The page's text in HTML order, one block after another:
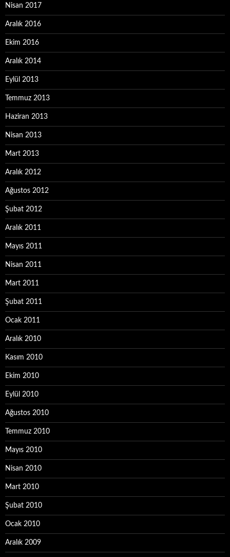
Nisan 2017
Aralık 2016
Ekim 2016
Aralık 2014
Eylül 2013
Temmuz 2013
Haziran 2013
Nisan 2013
Mart 2013
Aralık 2012
Ağustos 2012
Şubat 2012
Aralık 2011
Mayıs 2011
Nisan 2011
Mart 2011
Şubat 2011
Ocak 2011
Aralık 2010
Kasım 2010
Ekim 2010
Eylül 2010
Ağustos 2010
Temmuz 2010
Mayıs 2010
Nisan 2010
Mart 2010
Şubat 2010
Ocak 2010
Aralık 2009